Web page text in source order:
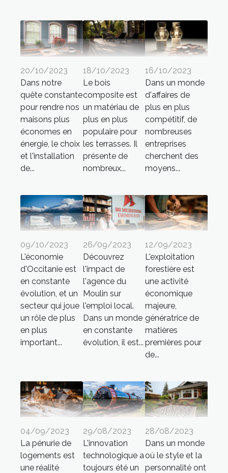
20/10/2023
Dans notre
quête constante
pour rendre nos
maisons plus
économes en
énergie, le choix
et l'installation
de...
18/10/2023
Le bois
composite est
un matériau de
plus en plus
populaire pour
les terrasses. Il
présente de
nombreux...
16/10/2023
Dans un monde
d'affaires de
plus en plus
compétitif, de
nombreuses
entreprises
cherchent des
moyens...
09/10/2023
L'économie
d'Occitanie est
en constante
évolution, et un
secteur qui joue
un rôle de plus
en plus
important...
26/09/2023
Découvrez
l'impact de
l'agence du
Moulin sur
l'emploi local.
Dans un monde
en constante
évolution, il est...
12/09/2023
L'exploitation
forestière est
une activité
économique
majeure,
génératrice de
matières
premières pour
de...
04/09/2023
La pénurie de
logements est
une réalité
29/08/2023
L'innovation
technologique a
toujours été un
28/08/2023
Dans un monde
où le style et la
personnalité ont